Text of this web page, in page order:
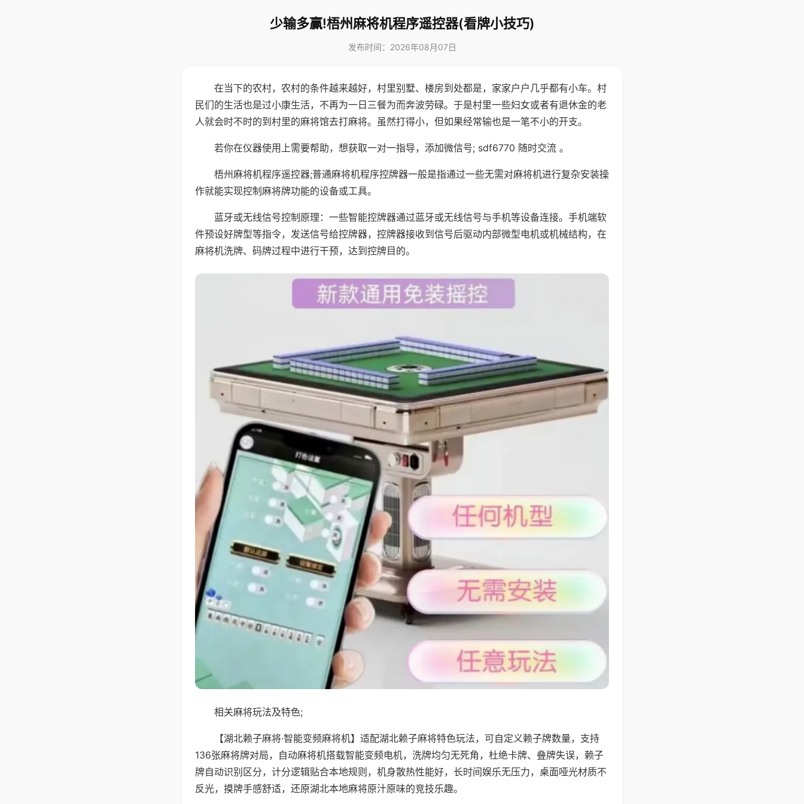
少输多赢!梧州麻将机程序遥控器(看牌小技巧)
发布时间：2026年08月07日
在当下的农村，农村的条件越来越好，村里别墅、楼房到处都是，家家户户几乎都有小车。村
民们的生活也是过小康生活，不再为一日三餐为而奔波劳碌。于是村里一些妇女或者有退休金的老
人就会时不时的到村里的麻将馆去打麻将。虽然打得小，但如果经常输也是一笔不小的开支。
若你在仪器使用上需要帮助，想获取一对一指导，添加微信号; sdf6770 随时交流 。
梧州麻将机程序遥控器;普通麻将机程序控牌器一般是指通过一些无需对麻将机进行复杂安装操
作就能实现控制麻将牌功能的设备或工具。
蓝牙或无线信号控制原理：一些智能控牌器通过蓝牙或无线信号与手机等设备连接。手机端软
件预设好牌型等指令，发送信号给控牌器，控牌器接收到信号后驱动内部微型电机或机械结构，在
麻将机洗牌、码牌过程中进行干预，达到控牌目的。
相关麻将玩法及特色;
【湖北赖子麻将·智能变频麻将机】适配湖北赖子麻将特色玩法，可自定义赖子牌数量，支持
136张麻将牌对局，自动麻将机搭载智能变频电机，洗牌均匀无死角，杜绝卡牌、叠牌失误，赖子
牌自动识别区分，计分逻辑贴合本地规则，机身散热性能好，长时间娱乐无压力，桌面哑光材质不
反光，摸牌手感舒适，还原湖北本地麻将原汁原味的竞技乐趣。